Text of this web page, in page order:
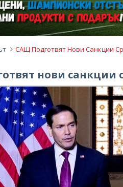
САЩ Подготвят Нови Санкции
нови санкции